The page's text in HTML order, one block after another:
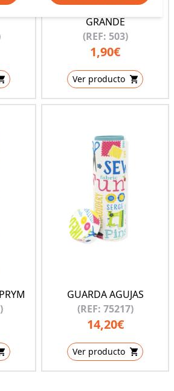
2 - 5
GUARDAPUNTAS
GRANDE
(REF: 503)
1,90€
Ver producto
GUARDA AGUJAS
(REF: 75217)
14,20€
Ver producto